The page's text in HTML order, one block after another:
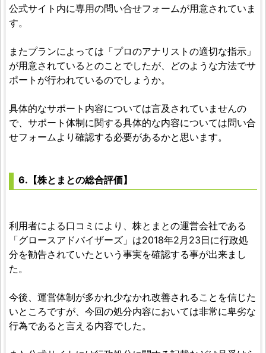
公式サイト内に専用の問い合せフォームが用意されていま
す。
またプランによっては「プロのアナリストの適切な指示」
が用意されているとのことでしたが、どのような方法でサ
ポートが行われているのでしょうか。
具体的なサポート内容については言及されていませんの
で、サポート体制に関する具体的な内容については問い合
せフォームより確認する必要があるかと思います。
6.【株とまとの総合評価】
利用者による口コミにより、株とまとの運営会社である
「グロースアドバイザーズ」は2018年2月23日に行政処
分を勧告されていたという事実を確認する事が出来まし
た。
今後、運営体制が多かれ少なかれ改善されることを信じた
いところですが、今回の処分内容においては非常に卑劣な
行為であると言える内容でした。